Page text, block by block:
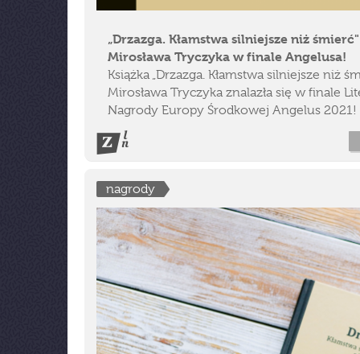
„Drzazga. Kłamstwa silniejsze niż śmierć"
Mirosława Tryczyka w finale Angelusa!
Książka „Drzazga. Kłamstwa silniejsze niż
Mirosława Tryczyka znalazła się w finale
Nagrody Europy Środkowej Angelus 2021!
nagrody